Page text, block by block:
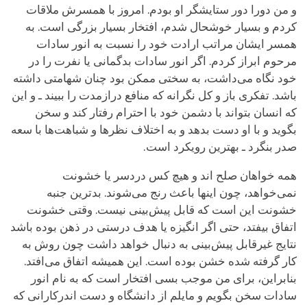
و من دورا دور ستایشگر او بودم. امروز با همسرش ملاقات
کردم و بسیار خوشحال شدم، افتخار بسیار بزرگی است. به
همسر ایشان مراتب ارادت خود را نسبت به انور سادات
مرحوم ابراز کردم. اگر انور سادات بدگمانی یا نفرت را در
خود نگاه می‌داشت، به سختی ممکن بود چنان شهامتی داشته
باشد. تفکری باز و کل نگرانه که منافع درازمدت را ببیند ـ و این
که انسان بتواند با دشمن خود با احترام رفتار کند و سخن
بگوید و با او دست بدهد و به اختلاف نظرها و شباهت‌ها با سعه
صدر بنگرد ـ بهترین رویکرد است.
همه خواهان صلح اند و هیچ کس دردسر یا خشونت
نمی‌خواهد، چون اینها باعث رنج می‌شوند. بدترین جنبه
خشونت این است که قابل پیش‌بینی نیست. وقتی خشونت
اتفاق بیفتد، حتی اگر انگیزه یا هدف درستی در ذهن بوده باشد
نتایج غیرقابل پیش‌بینی به دنبال خواهد داشت چون روش به
کار گرفته شده خشن بوده است. این همیشه اتفاق می‌افتد.
بنابراین، برای من موجب بسی افتخار است که به نام انور
سادات سخن بگویم و مایلم از دانشگاه و دست اندرکارانی که